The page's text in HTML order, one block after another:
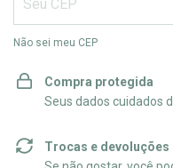
Não sei meu CEP
Compra protegida
Seus dados cuidados
Trocas e devoluções